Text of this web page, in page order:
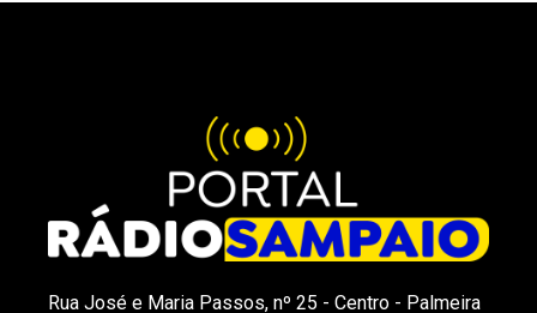
Rua José e Maria Passos, nº 25 - Centro - Palmeira